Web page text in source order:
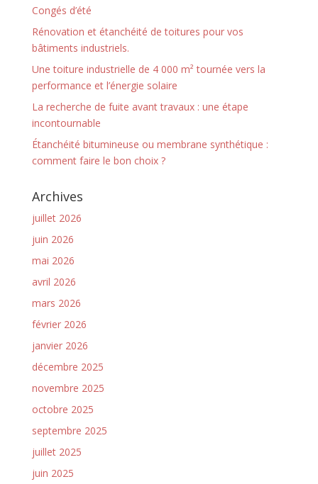
Congés d’été
Rénovation et étanchéité de toitures pour vos
bâtiments industriels.
Une toiture industrielle de 4 000 m² tournée vers la
performance et l’énergie solaire
La recherche de fuite avant travaux : une étape
incontournable
Étanchéité bitumineuse ou membrane synthétique :
comment faire le bon choix ?
Archives
juillet 2026
juin 2026
mai 2026
avril 2026
mars 2026
février 2026
janvier 2026
décembre 2025
novembre 2025
octobre 2025
septembre 2025
juillet 2025
juin 2025